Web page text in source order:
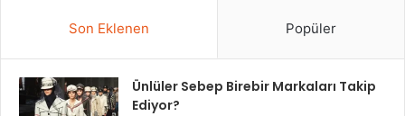
Son Eklenen Popüler
Ünlüler Sebep Birebir Markaları Takip
Ediyor?